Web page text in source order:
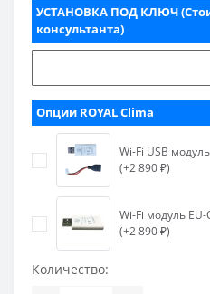
УСТАНОВКА ПОД КЛЮЧ
консультанта)
Опции ROYAL Clima
Wi-Fi USB
(+2 890 ₽)
Wi-Fi модуль EU-
(+2 890 ₽)
Количество: